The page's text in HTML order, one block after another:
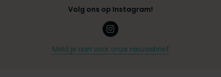
Volg ons op Instagram!
Meld je aan voor onze nieuwsbrief